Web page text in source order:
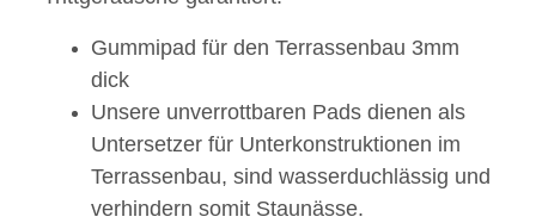
Gummipad für den Terrassenbau 3mm
dick
Unsere unverrottbaren Pads dienen als
Untersetzer für Unterkonstruktionen im
Terrassenbau, sind wasserduchlässig und
verhindern somit Staunässe.